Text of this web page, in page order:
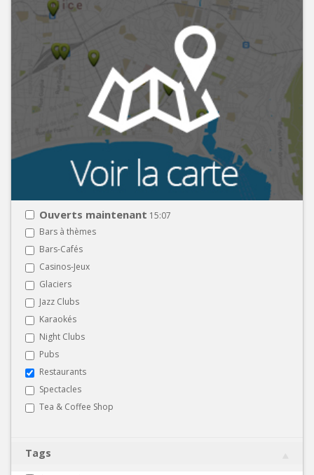
Ouverts maintenant 15:07
Bars à thèmes
Bars-Cafés
Casinos-Jeux
Glaciers
Jazz Clubs
Karaokés
Night Clubs
Pubs
Restaurants
Spectacles
Tea & Coffee Shop
Tags